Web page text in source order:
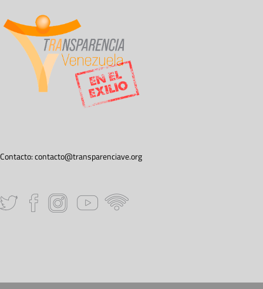
Contacto:contacto@transparenciave.org